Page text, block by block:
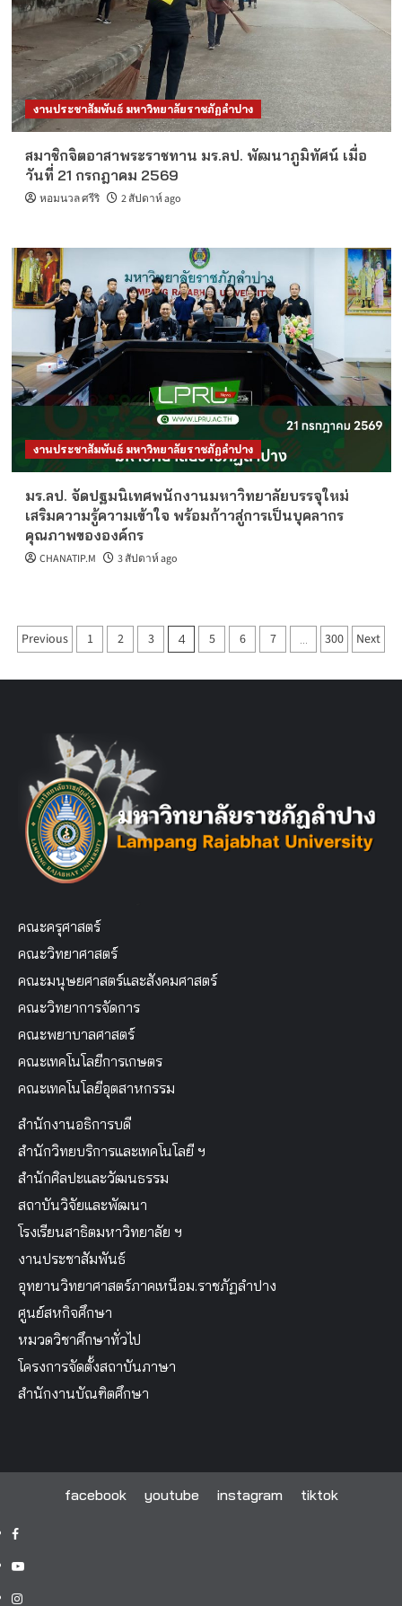
งานประชาสัมพันธ์ มหาวิทยาลัยราชภัฏลำปาง
สมาชิกจิตอาสาพระราชทาน มร.ลป. พัฒนาภูมิทัศน์ เมื่อ
วันที่ 21 กรกฎาคม 2569
หอมนวล ศรีริ 2 สัปดาห์ ago
งานประชาสัมพันธ์ มหาวิทยาลัยราชภัฏลำปาง
มร.ลป. จัดปฐมนิเทศพนักงานมหาวิทยาลัยบรรจุใหม่
เสริมความรู้ความเข้าใจ พร้อมก้าวสู่การเป็นบุคลากร
คุณภาพขององค์กร
CHANATIP.M 3 สัปดาห์ ago
Posts
Previous 1 2 3 4 5 6 7 … 300 Next
คณะครุศาสตร์
คณะวิทยาศาสตร์
คณะมนุษยศาสตร์และสังคมศาสตร์
คณะวิทยาการจัดการ
คณะพยาบาลศาสตร์
คณะเทคโนโลยีการเกษตร
คณะเทคโนโลยีอุตสาหกรรม
สำนักงานอธิการบดี
สำนักวิทยบริการและเทคโนโลยี ฯ
สำนักศิลปะและวัฒนธรรม
สถาบันวิจัยและพัฒนา
โรงเรียนสาธิตมหาวิทยาลัย ฯ
งานประชาสัมพันธ์
อุทยานวิทยาศาสตร์ภาคเหนือม.ราชภัฏลำปาง
ศูนย์สหกิจศึกษา
หมวดวิชาศึกษาทั่วไป
โครงการจัดตั้งสถาบันภาษา
สำนักงานบัณฑิตศึกษา
facebook youtube instagram tiktok
facebook
youtube
instagram